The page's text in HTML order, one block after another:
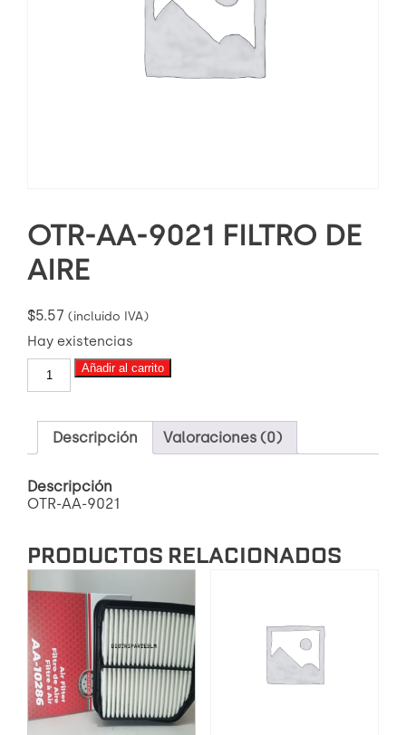
OTR-AA-9021 FILTRO DE
AIRE
$5.57 (incluido IVA)
Hay existencias
AA-
FILTRO
AIRE
Añadir al carrito
Descripción Valoraciones (0)
Descripción
OTR-AA-9021
PRODUCTOS RELACIONADOS